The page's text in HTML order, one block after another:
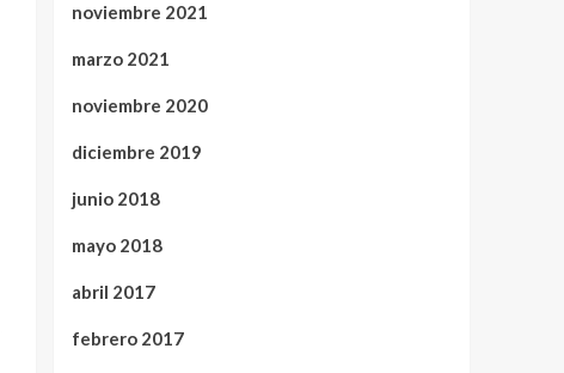
noviembre 2021
marzo 2021
noviembre 2020
diciembre 2019
junio 2018
mayo 2018
abril 2017
febrero 2017